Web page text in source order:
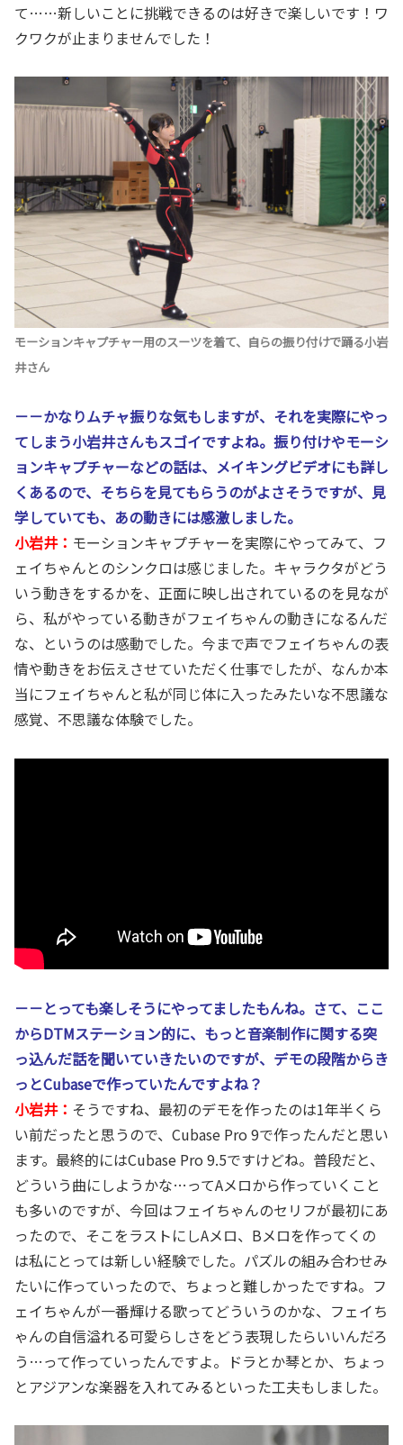
て……新しいことに挑戦できるのは好きで楽しいです！ワ
クワクが止まりませんでした！
モーションキャプチャー用のスーツを着て、自らの振り付けで踊る小岩
井さん
－－かなりムチャ振りな気もしますが、それを実際にやっ
てしまう小岩井さんもスゴイですよね。振り付けやモーシ
ョンキャプチャーなどの話は、メイキングビデオにも詳し
くあるので、そちらを見てもらうのがよさそうですが、見
学していても、あの動きには感激しました。
小岩井： モーションキャプチャーを実際にやってみて、フ
ェイちゃんとのシンクロは感じました。キャラクタがどう
いう動きをするかを、正面に映し出されているのを見なが
ら、私がやっている動きがフェイちゃんの動きになるんだ
な、というのは感動でした。今まで声でフェイちゃんの表
情や動きをお伝えさせていただく仕事でしたが、なんか本
当にフェイちゃんと私が同じ体に入ったみたいな不思議な
感覚、不思議な体験でした。
－－とっても楽しそうにやってましたもんね。さて、ここ
からDTMステーション的に、もっと音楽制作に関する突
っ込んだ話を聞いていきたいのですが、デモの段階からき
っとCubaseで作っていたんですよね？
小岩井： そうですね、最初のデモを作ったのは1年半くら
い前だったと思うので、Cubase Pro 9で作ったんだと思い
ます。最終的にはCubase Pro 9.5ですけどね。普段だと、
どういう曲にしようかな…ってAメロから作っていくこと
も多いのですが、今回はフェイちゃんのセリフが最初にあ
ったので、そこをラストにしAメロ、Bメロを作ってくの
は私にとっては新しい経験でした。パズルの組み合わせみ
たいに作っていったので、ちょっと難しかったですね。フ
ェイちゃんが一番輝ける歌ってどういうのかな、フェイち
ゃんの自信溢れる可愛らしさをどう表現したらいいんだろ
う…って作っていったんですよ。ドラとか琴とか、ちょっ
とアジアンな楽器を入れてみるといった工夫もしました。